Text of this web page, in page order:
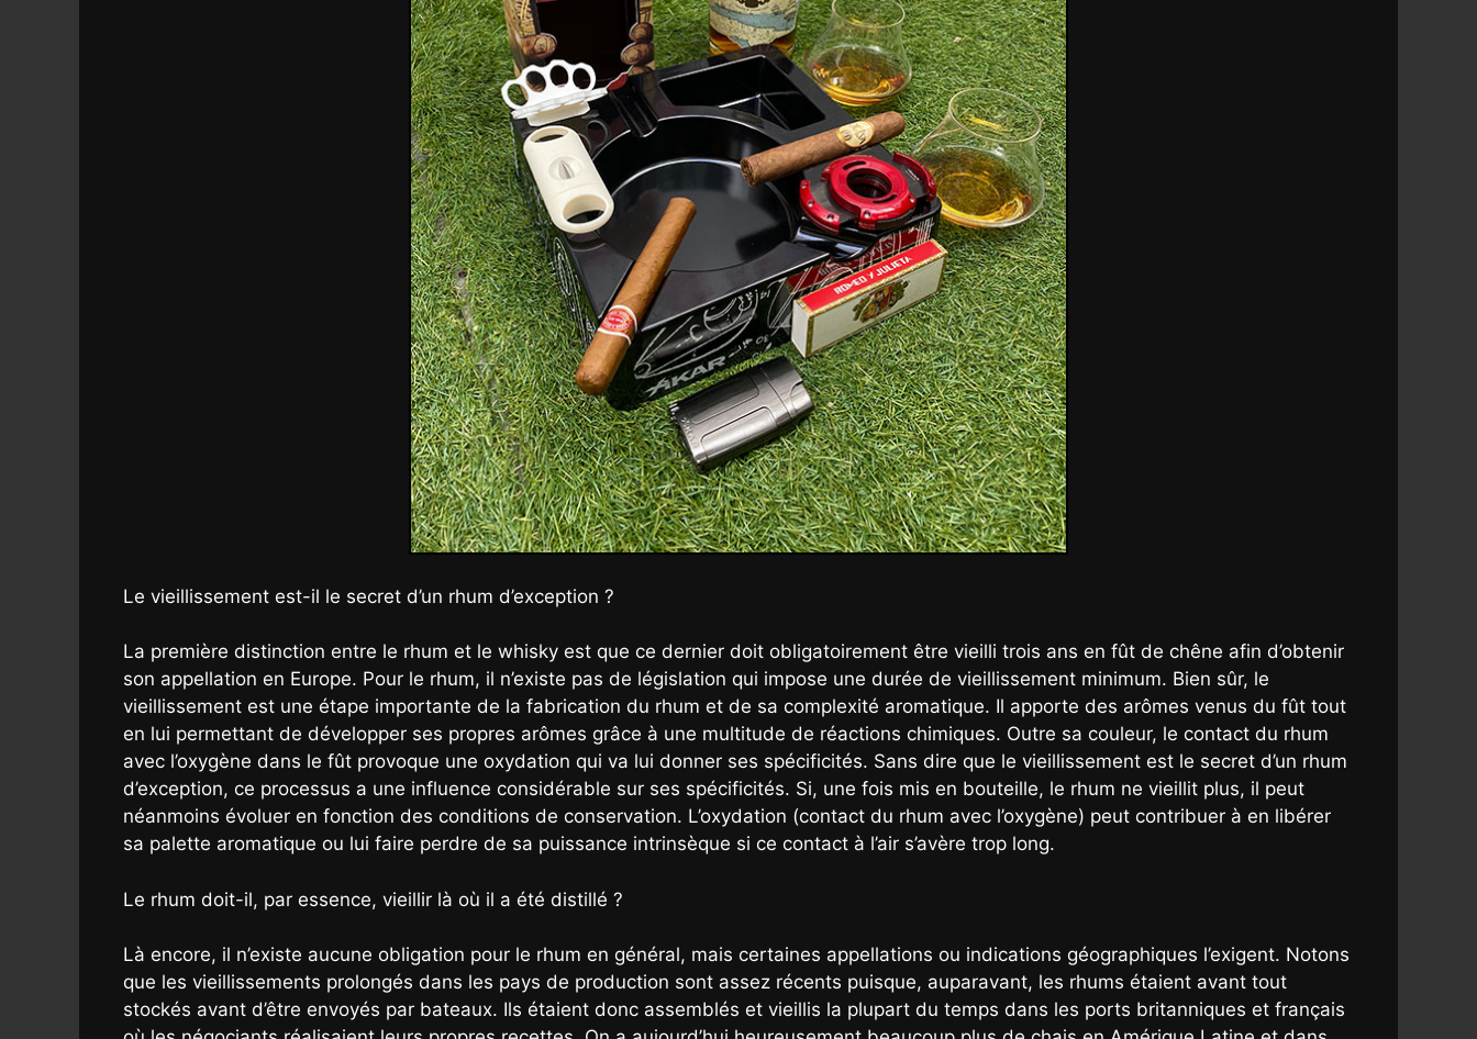
Le vieillissement est-il le secret d’un rhum d’exception ?
La première distinction entre le rhum et le whisky est que ce dernier doit obligatoirement être vieilli trois ans en fût de chêne afin d’obtenir
son appellation en Europe. Pour le rhum, il n’existe pas de législation qui impose une durée de vieillissement minimum. Bien sûr, le
vieillissement est une étape importante de la fabrication du rhum et de sa complexité aromatique. Il apporte des arômes venus du fût tout
en lui permettant de développer ses propres arômes grâce à une multitude de réactions chimiques. Outre sa couleur, le contact du rhum
avec l’oxygène dans le fût provoque une oxydation qui va lui donner ses spécificités. Sans dire que le vieillissement est le secret d’un rhum
d’exception, ce processus a une influence considérable sur ses spécificités. Si, une fois mis en bouteille, le rhum ne vieillit plus, il peut
néanmoins évoluer en fonction des conditions de conservation. L’oxydation (contact du rhum avec l’oxygène) peut contribuer à en libérer
sa palette aromatique ou lui faire perdre de sa puissance intrinsèque si ce contact à l’air s’avère trop long.
Le rhum doit-il, par essence, vieillir là où il a été distillé ?
Là encore, il n’existe aucune obligation pour le rhum en général, mais certaines appellations ou indications géographiques l’exigent. Notons
que les vieillissements prolongés dans les pays de production sont assez récents puisque, auparavant, les rhums étaient avant tout
stockés avant d’être envoyés par bateaux. Ils étaient donc assemblés et vieillis la plupart du temps dans les ports britanniques et français